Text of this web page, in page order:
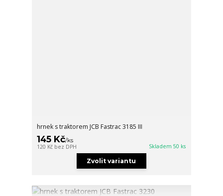
hrnek s traktorem JCB Fastrac 3185 III
145 Kč/ks
120 Kč bez DPH Skladem 50 ks
Zvolit variantu